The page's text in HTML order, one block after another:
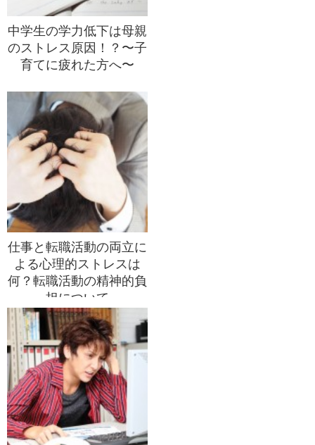
中学生の学力低下は母親
のストレス原因！？〜子
育てに疲れた方へ〜
仕事と転職活動の両立に
よる心理的ストレスは
何？転職活動の精神的負
担について